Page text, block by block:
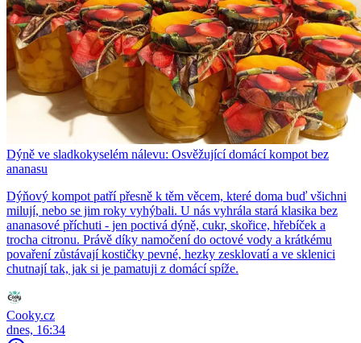
Dýně ve sladkokyselém nálevu: Osvěžující domácí kompot bez
ananasu
Dýňový kompot patří přesně k těm věcem, které doma buď všichni
milují, nebo se jim roky vyhýbali. U nás vyhrála stará klasika bez
ananasové příchuti - jen poctivá dýně, cukr, skořice, hřebíček a
trocha citronu. Právě díky namočení do octové vody a krátkému
povaření zůstávají kostičky pevné, hezky zesklovatí a ve sklenici
chutnají tak, jak si je pamatuji z domácí spíže.
Cooky.cz
dnes, 16:34